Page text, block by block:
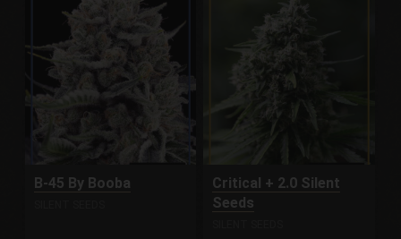
B-45 By Booba
Critical + 2.0 Silent
Seeds